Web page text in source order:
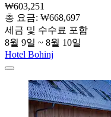
₩603,251
총 요금: ₩668,697
세금 및 수수료 포함
8월 9일 ~ 8월 10일
Hotel Bohinj